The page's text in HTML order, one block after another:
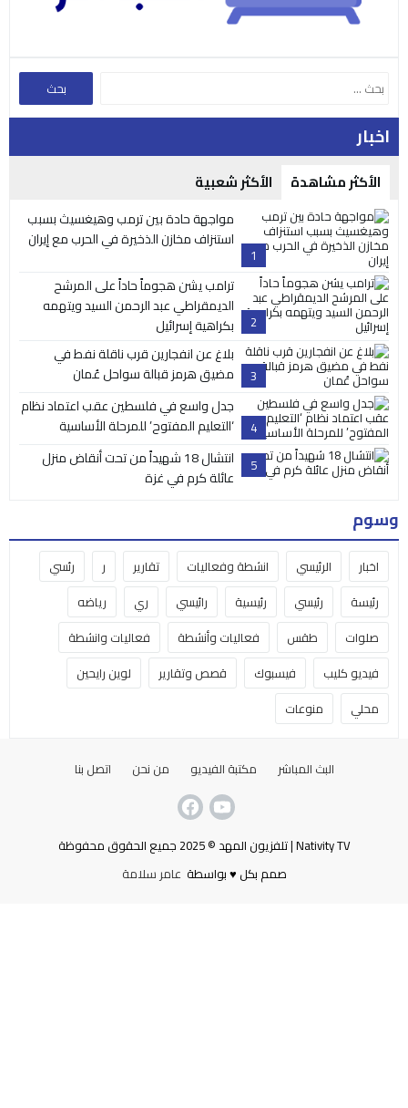
اخبار
الأكثر مشاهدة الأكثر شعبية
1
مواجهة حادة بين ترمب وهيغسيث بسبب
استنزاف مخازن الذخيرة في الحرب مع إيران
2
ترامب يشن هجوماً حاداً على المرشح
الديمقراطي عبد الرحمن السيد ويتهمه
بكراهية إسرائيل
3
بلاغ عن انفجارين قرب ناقلة نفط في
مضيق هرمز قبالة سواحل عُمان
4
جدل واسع في فلسطين عقب اعتماد نظام
‘التعليم المفتوح’ للمرحلة الأساسية
5
انتشال 18 شهيداً من تحت أنقاض منزل
عائلة كرم في غزة
وسوم
اخبار الرئيسي انشطة وفعاليات تقارير ر
رئسي
رئيسة
رئيسي رئيسية رائيسي ري
رياضه
صلوات
طقس فعاليات وأنشطة
فعاليات وانشطة
فيديو كليب
فيسبوك قصص وتقارير
لوين رايحين
محلي
منوعات
البث المباشر مكتبة الفيديو من نحن اتصل بنا
Nativity TV | تلفزيون المهد © 2025 جميع الحقوق محفوظة
صمم بكل ♥ بواسطة عامر سلامة